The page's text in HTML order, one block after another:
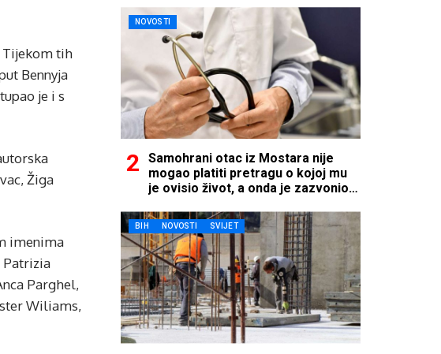
Tijekom tih
Bennyja
je i s
Žiga
imenima
Patrizia
Parghel,
Wiliams,
NOVOSTI
Samohrani otac iz Mostara nije
mogao platiti pretragu o kojoj mu
je ovisio život, a onda je zazvonio
BIH NOVOSTI SVIJET